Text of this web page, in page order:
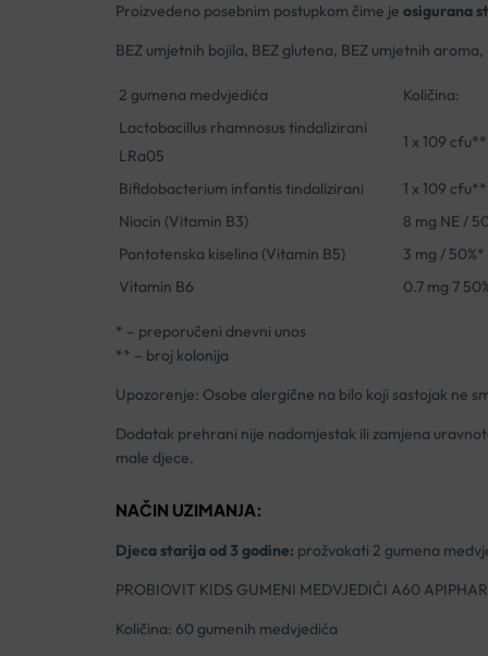
Proizvedeno posebnim postupkom čime je osigurana
BEZ umjetnih bojila, BEZ glutena, BEZ umjetnih aroma,
2 gumena medvjedića
Količina:
Lactobacillus rhamnosus tindalizirani
LRa05
1 x 109
Bifidobacterium infantis tindalizirani
1 x 109
Niacin (Vitamin B3)
8 mg NE /
Pantotenska kiselina (Vitamin B5)
3 mg / 50%*
Vitamin B6
0.7 mg 7
* – preporučeni dnevni unos
** – broj kolonija
Upozorenje: Osobe alergične na bilo koji sastojak ne
Dodatak prehrani nije nadomjestak ili zamjena
male djece.
NAČIN UZIMANJA:
Djeca starija od 3 godine: prožvakati 2 gumena
PROBIOVIT KIDS GUMENI MEDVJEDIĆI A60
Količina: 60 gumenih medvjedića